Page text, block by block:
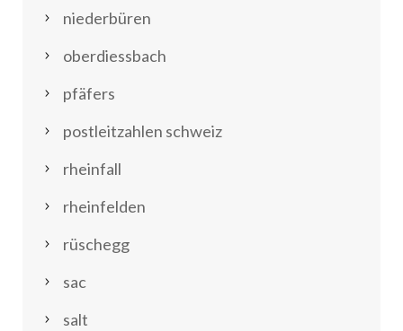
niederbüren
oberdiessbach
pfäfers
postleitzahlen schweiz
rheinfall
rheinfelden
rüschegg
sac
salt